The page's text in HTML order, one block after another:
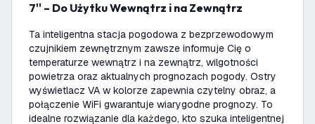
7'' – Do Użytku Wewnątrz i na Zewnątrz
Ta inteligentna stacja pogodowa z bezprzewodowym
czujnikiem zewnętrznym zawsze informuje Cię o
temperaturze wewnątrz i na zewnątrz, wilgotności
powietrza oraz aktualnych prognozach pogody. Ostry
wyświetlacz VA w kolorze zapewnia czytelny obraz, a
połączenie WiFi gwarantuje wiarygodne prognozy. To
idealne rozwiązanie dla każdego, kto szuka inteligentnej